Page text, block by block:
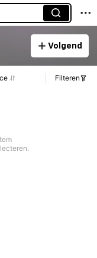
Volgend
Filteren